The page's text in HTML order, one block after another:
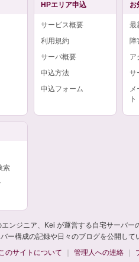
HPエリア申込
サービス概要
利用規約
サーバ概要
申込方法
申込フォーム
お
最
障
ア
サ
ト
索
ンジニア、Kei が運営する自宅サーバー
ー構成の記録や日々のブログを公開して
のサイトについて 管理人への連絡